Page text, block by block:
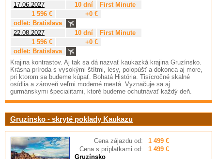
17.06.2027
10 dní
First Minute
1 596 €
+0 €
odlet: Bratislava
22.08.2027
10 dní
First Minute
1 596 €
+0 €
odlet: Bratislava
Krajina kontrastov. Aj tak sa dá nazvať kaukazká krajina Gruzínsko.
Krásna príroda s vysokými štítmi, lesy, polopúšť a dokonca aj more,
pri ktorom sa budeme kúpať. Bohatá História. Tisícročné skalné
osídlia a zároveň veľmi moderné mestá. Vyznačuje sa aj
gurmánskymi špecialitami, ktoré budeme ochutnávať každý deň.
Gruzínsko - skryté poklady Kaukazu
Cena zájazdu od:
1 499 €
Cena s príplatkami od:
1 499 €
Gruzínsko